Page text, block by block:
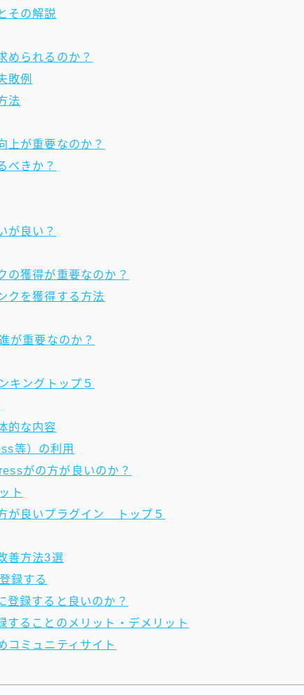
その解説
められるのか？
敗例
法
上が重要なのか？
べきか？
が良い？
の獲得が重要なのか？
クを獲得する方法
が重要なのか？
キングトップ５
的な内容
等）の利用
がの方が良いのか？
ト
が良いプラグイン トップ５
善方法3選
録する
登録すると良いのか？
することのメリット・デメリット
コミュニティサイト